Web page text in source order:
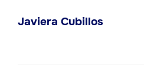
Javiera Cubillos